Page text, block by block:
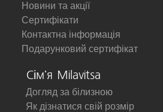
Новини та акції
Сертифікати
Контактна інформація
Подарунковий сертифікат
Сім'я Milavitsa
Догляд за білизною
Як дізнатися свій розмір